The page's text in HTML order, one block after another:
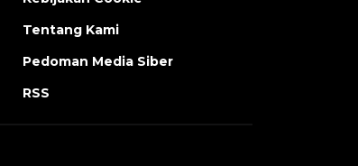
Tentang Kami
Pedoman Media Siber
RSS